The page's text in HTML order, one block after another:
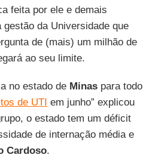
feita por ele e demais
da Universidade que
de (mais) um milhão de
ao seu limite.
no estado de Minaspara todo
de UTI em junho” explicou
o estado tem um déficit
de internação média e
Cardoso.